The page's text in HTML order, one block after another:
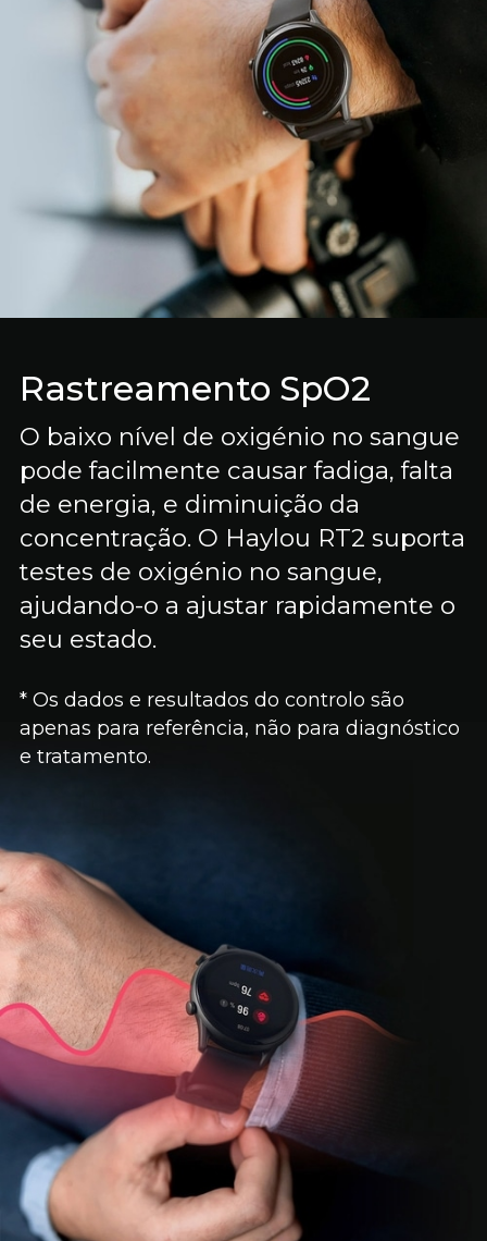
Rastreamento SpO2
O baixo nível de oxigénio no sangue
pode facilmente causar fadiga, falta
de energia, e diminuição da
concentração. O Haylou RT2 suporta
testes de oxigénio no sangue,
ajudando-o a ajustar rapidamente o
seu estado.
* Os dados e resultados do controlo são
apenas para referência, não para diagnóstico
e tratamento.